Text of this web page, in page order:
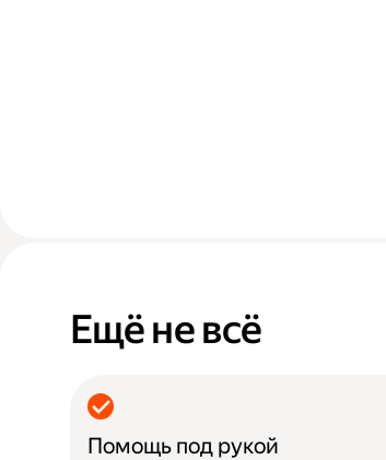
Ещё не всё
Помощь под рукой